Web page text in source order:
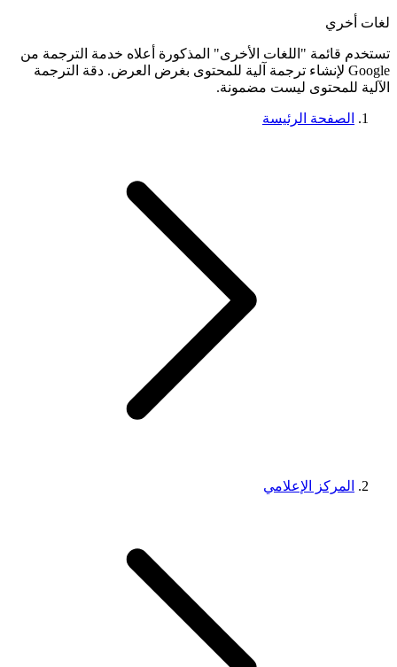
لغات أخري
تستخدم قائمة "اللغات الأخرى" المذكورة أعلاه خدمة الترجمة من
Google لإنشاء ترجمة آلية للمحتوى بغرض العرض. دقة الترجمة
الآلية للمحتوى ليست مضمونة.
الصفحة الرئيسة
المركز الإعلامي